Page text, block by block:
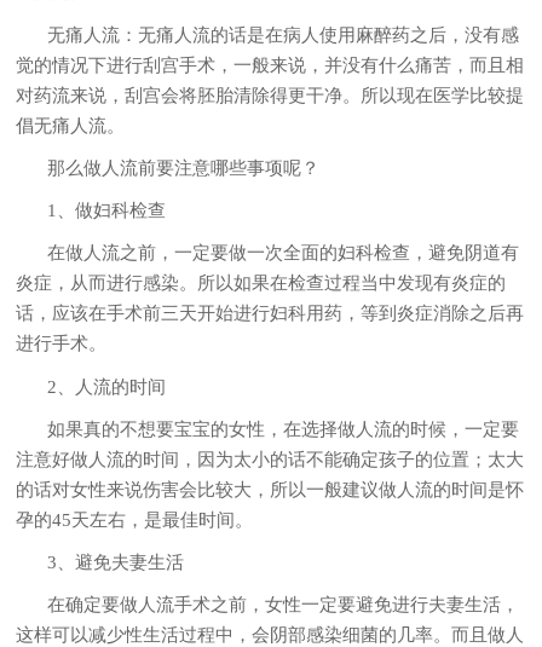
无痛人流：无痛人流的话是在病人使用麻醉药之后，没有感
觉的情况下进行刮宫手术，一般来说，并没有什么痛苦，而且相
对药流来说，刮宫会将胚胎清除得更干净。所以现在医学比较提
倡无痛人流。
那么做人流前要注意哪些事项呢？
1、做妇科检查
在做人流之前，一定要做一次全面的妇科检查，避免阴道有
炎症，从而进行感染。所以如果在检查过程当中发现有炎症的
话，应该在手术前三天开始进行妇科用药，等到炎症消除之后再
进行手术。
2、人流的时间
如果真的不想要宝宝的女性，在选择做人流的时候，一定要
注意好做人流的时间，因为太小的话不能确定孩子的位置；太大
的话对女性来说伤害会比较大，所以一般建议做人流的时间是怀
孕的45天左右，是最佳时间。
3、避免夫妻生活
在确定要做人流手术之前，女性一定要避免进行夫妻生活，
这样可以减少性生活过程中，会阴部感染细菌的几率。而且做人